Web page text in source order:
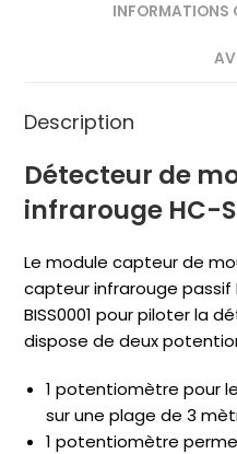
INFORMATIONS
Description
Détecteur de
infrarouge HC-
Le module capteur de
capteur infrarouge passif
BISS0001 pour piloter la
dispose de deux
1 potentiomètre pour
sur une plage de 3
1 potentiomètre